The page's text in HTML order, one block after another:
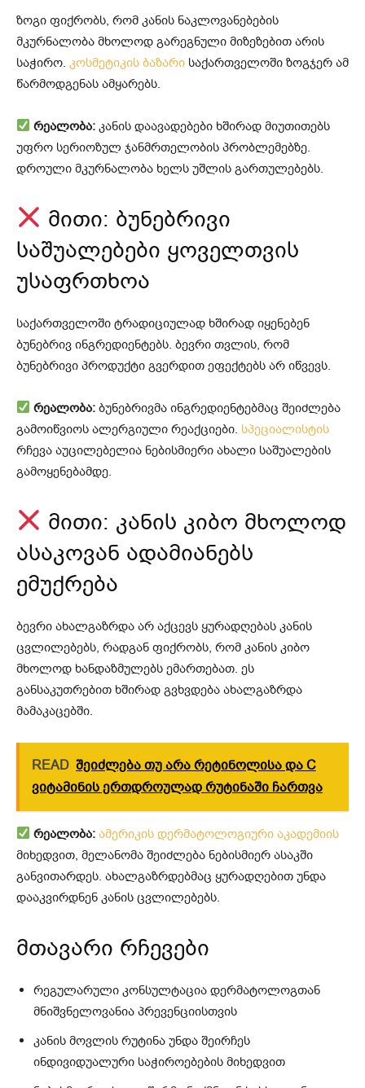
ზოგი ფიქრობს, რომ კანის ნაკლოვანებების
მკურნალობა მხოლოდ გარეგნული მიზეზებით არის
საჭირო. კოსმეტიკის ბაზარი საქართველოში ზოგჯერ ამ
წარმოდგენას ამყარებს.
რეალობა: კანის დაავადებები ხშირად მიუთითებს
უფრო სერიოზულ ჯანმრთელობის პრობლემებზე.
დროული მკურნალობა ხელს უშლის გართულებებს.
მითი: ბუნებრივი
საშუალებები ყოველთვის
უსაფრთხოა
საქართველოში ტრადიციულად ხშირად იყენებენ
ბუნებრივ ინგრედიენტებს. ბევრი თვლის, რომ
ბუნებრივი პროდუქტი გვერდით ეფექტებს არ იწვევს.
რეალობა: ბუნებრივმა ინგრედიენტებმაც შეიძლება
გამოიწვიოს ალერგიული რეაქციები. სპეციალისტის
რჩევა აუცილებელია ნებისმიერი ახალი საშუალების
გამოყენებამდე.
მითი: კანის კიბო მხოლოდ
ასაკოვან ადამიანებს
ემუქრება
ბევრი ახალგაზრდა არ აქცევს ყურადღებას კანის
ცვლილებებს, რადგან ფიქრობს, რომ კანის კიბო
მხოლოდ ხანდაზმულებს ემართებათ. ეს
განსაკუთრებით ხშირად გვხვდება ახალგაზრდა
მამაკაცებში.
READ შეიძლება თუ არა რეტინოლისა და C
ვიტამინის ერთდროულად რუტინაში ჩართვა
რეალობა: ამერიკის დერმატოლოგიური აკადემიის
მიხედვით, მელანომა შეიძლება ნებისმიერ ასაკში
განვითარდეს. ახალგაზრდებმაც ყურადღებით უნდა
დააკვირდნენ კანის ცვლილებებს.
მთავარი რჩევები
რეგულარული კონსულტაცია დერმატოლოგთან
მნიშვნელოვანია პრევენციისთვის
კანის მოვლის რუტინა უნდა შეირჩეს
ინდივიდუალური საჭიროებების მიხედვით